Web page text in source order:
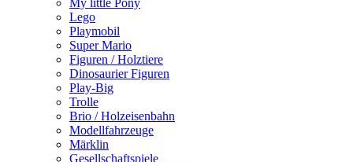
My little Pony
Lego
Playmobil
Super Mario
Figuren / Holztiere
Dinosaurier Figuren
Play-Big
Trolle
Brio / Holzeisenbahn
Modellfahrzeuge
Märklin
Gesellschaftspiele